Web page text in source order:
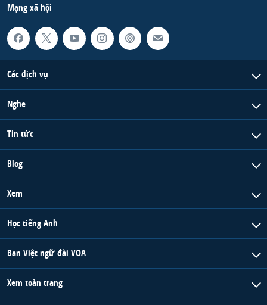
Mạng xã hội
Các dịch vụ
Nghe
Tin tức
Blog
Xem
Học tiếng Anh
Ban Việt ngữ đài VOA
Xem toàn trang